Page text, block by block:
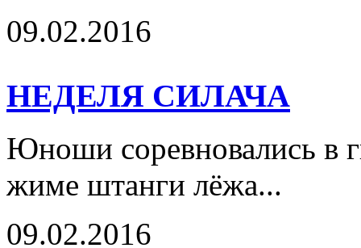
09.02.2016
НЕДЕЛЯ СИЛАЧА
Юноши соревновались в
жиме штанги лёжа...
09.02.2016